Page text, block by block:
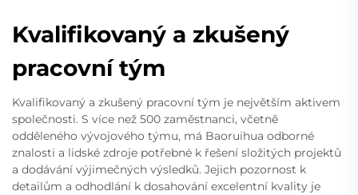
Kvalifikovaný a zkušený
pracovní tým
Kvalifikovaný a zkušený pracovní tým je největším aktivem
společnosti. S více než 500 zaměstnanci, včetně
odděleného vývojového týmu, má Baoruihua odborné
znalosti a lidské zdroje potřebné k řešení složitých projektů
a dodávání výjimečných výsledků. Jejich pozornost k
detailům a odhodlání k dosahování excelentní kvality je